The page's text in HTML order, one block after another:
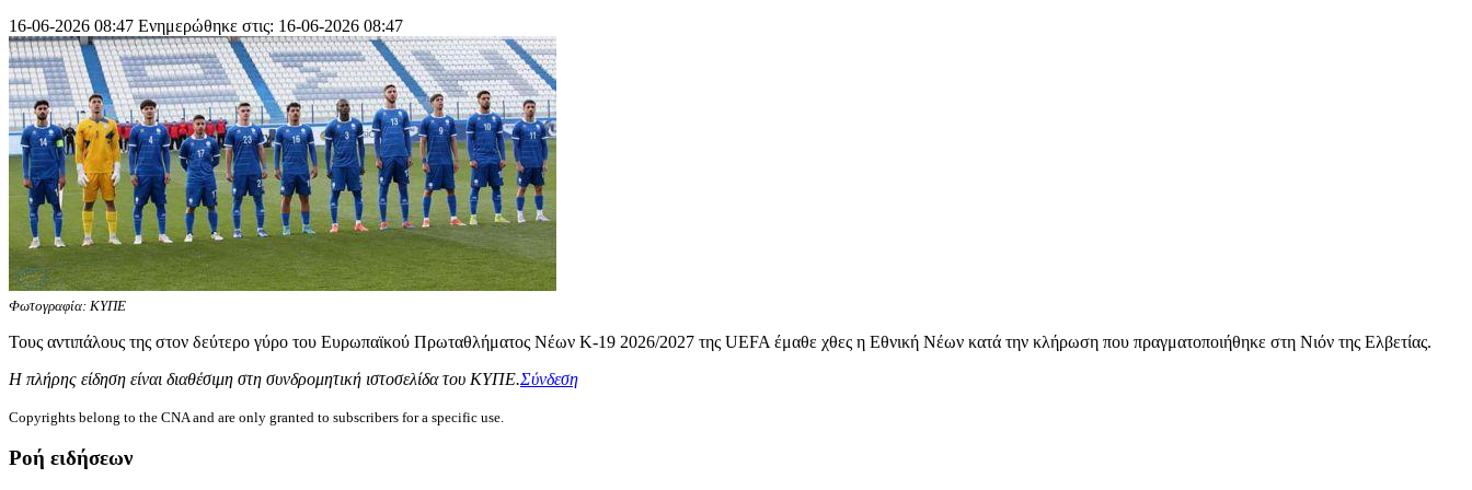
16-06-2026 08:47 Ενημερώθηκε στις: 16-06-2026 08:47
Φωτογραφία: ΚΥΠΕ
Τους αντιπάλους της στον δεύτερο γύρο του Ευρωπαϊκού Πρωταθλήματος Νέων Κ-19 2026/2027 της UEFA έμαθε χθες η Εθνική Νέων κατά την κλήρωση που πραγματοποιήθηκε στη Νιόν της Ελβετίας.
Η πλήρης είδηση είναι διαθέσιμη στη συνδρομητική ιστοσελίδα του ΚΥΠΕ.Σύνδεση
Copyrights belong to the CNA and are only granted to subscribers for a specific use.
Ροή ειδήσεων